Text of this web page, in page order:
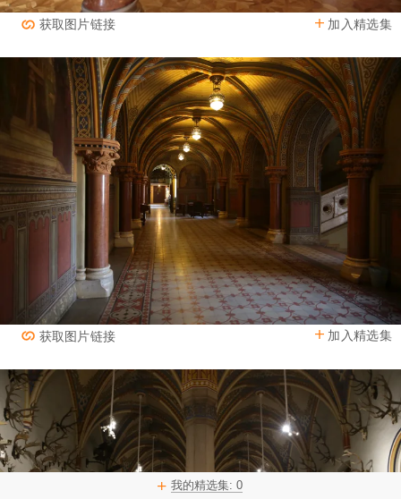
我的精选集: 0
加入精选集
获取图片链接
加入精选集
获取图片链接